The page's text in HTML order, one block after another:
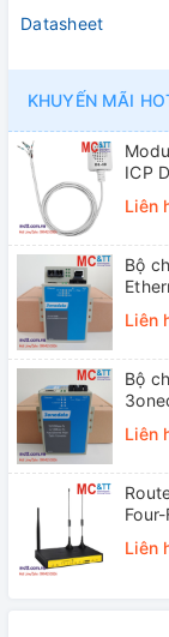
Datasheet
KHUYẾN MÃI
ICP
Liên
Bộ
Liên
Bộ
Liên
Liên